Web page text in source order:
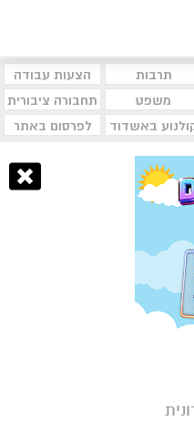
תרבות
הצעות עבודה
משפט
תחבורה ציבורית
באשדוד לפרסום באתר